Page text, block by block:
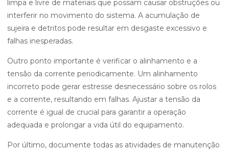
limpa e livre de materiais que possam causar obstruções ou
interferir no movimento do sistema. A acumulação de
sujeira e detritos pode resultar em desgaste excessivo e
falhas inesperadas.
Outro ponto importante é verificar o alinhamento e a
tensão da corrente periodicamente. Um alinhamento
incorreto pode gerar estresse desnecessário sobre os rolos
e a corrente, resultando em falhas. Ajustar a tensão da
corrente é igual de crucial para garantir a operação
adequada e prolongar a vida útil do equipamento.
Por último, documente todas as atividades de manutenção